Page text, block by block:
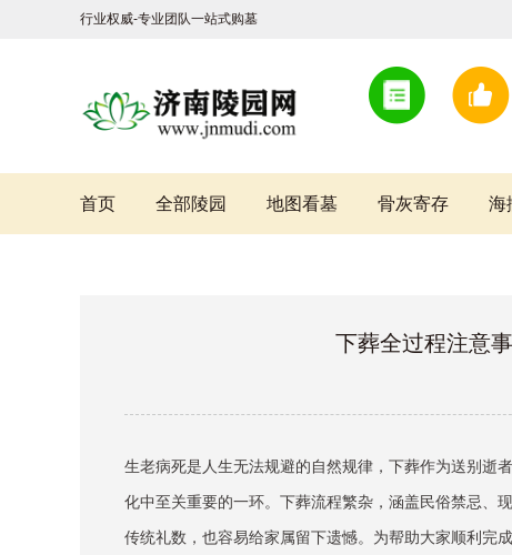
行业权威-专业团队一站式购墓
首页 全部陵园 地图看墓 骨灰寄存 海
下葬全过程注意
生老病死是人生无法规避的自然规律，下葬作为送别逝
化中至关重要的一环。下葬流程繁杂，涵盖民俗禁忌、
传统礼数，也容易给家属留下遗憾。为帮助大家顺利完成